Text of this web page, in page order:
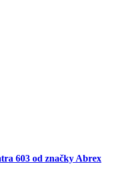
603 od značky Abrex